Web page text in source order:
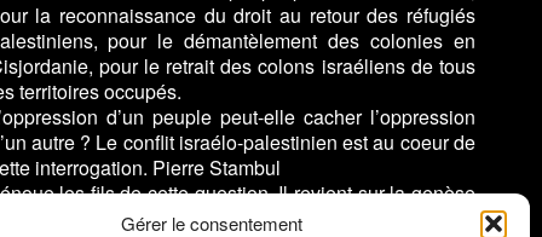
Gérer le consentement
la reconnaissance du droit au retour des réfugiés
pour le démantèlement des colonies en
pour le retrait des colons israéliens de tous
territoires occupés.
d’un peuple peut-elle cacher l’oppression
autre ? Le conflit israélo-palestinien est au coeur de
interrogation. Pierre Stambul
les fils de cette question. Il revient sur la genèse
de l’antisémitisme et sur celle du sionisme, présenté